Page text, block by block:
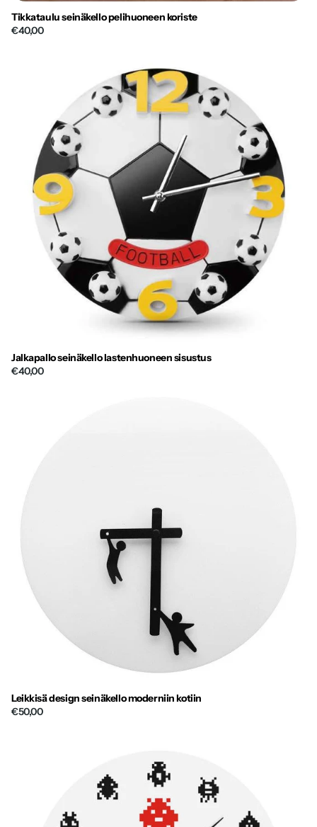
Tikkataulu seinäkello pelihuoneen koriste
€40,00
Jalkapallo seinäkello lastenhuoneen sisustus
€40,00
Leikkisä design seinäkello moderniin kotiin
€50,00